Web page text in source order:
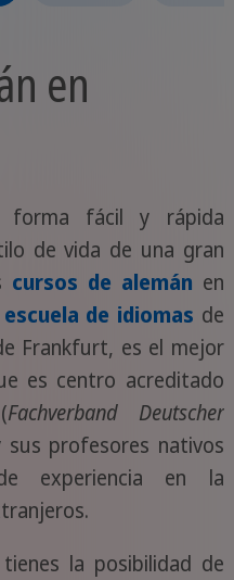
en
forma fácil y rápida
de vida de una gran
cursos de alemán en
escuela de idiomas de
Frankfurt, es el mejor
es centro acreditado
Fachverband Deutscher
sus profesores nativos
experiencia en la
la posibilidad de